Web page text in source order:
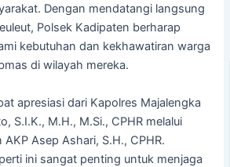
Dengan mendatangi langsung
Polsek Kadipaten berharap
kebutuhan dan kekhawatiran warga
di wilayah mereka.
apresiasi dari Kapolres Majalengka
S.I.K., M.H., M.Si., CPHR melalui
Asep Ashari, S.H., CPHR.
ini sangat penting untuk menjaga